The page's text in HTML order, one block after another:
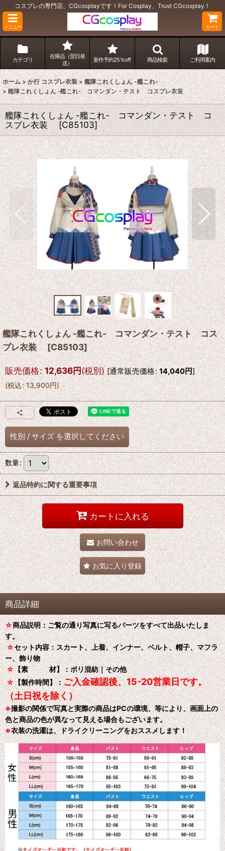
コスプレの専門店、CGcosplayです！For Cosplay、Trust CGcosplay！
メニュー カート
カテゴリ
在庫品（翌日発
送）
新作予約25％off 商品検索 ご利用案内
ホーム > か行 コスプレ衣装 > 艦隊これくしょん -艦これ-
> 艦隊これくしょん -艦これ- コマンダン・テスト コスプレ衣装
艦隊これくしょん -艦これ- コマンダン・テスト コ
スプレ衣装 [C85103]
艦隊これくしょん -艦これ- コマンダン・テスト コス
プレ衣装[C85103]
販売価格: 12,636円(税別) [通常販売価格: 14,040円]
(税込: 13,900円)
性別 / サイズ を選択してください
数量:
返品特約に関する重要事項
カートに入れる
お問い合わせ
お気に入り登録
商品詳細
☆商品説明：ご覧の通り写真に写るパーツをすべて出品いたしま
す。
☆セット内容：スカート、上着、インナー、ベルト、帽子、マフラ
ー、飾り物
☆【素 材】：ポリ混紡｜その他
☆【製作時間】：ご入金確認後、15-20営業日です。
（土日祝を除く）
※撮影の関係で写真と実際の商品はPCの環境、等により、画面上の
色と商品の色が異なって見える場合もございます。
※衣装の洗濯は、ドライクリーニングをおススメします！